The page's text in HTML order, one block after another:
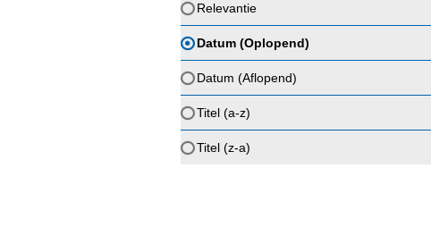
Relevantie
Datum (Oplopend)
Datum (Aflopend)
Titel (a-z)
Titel (z-a)